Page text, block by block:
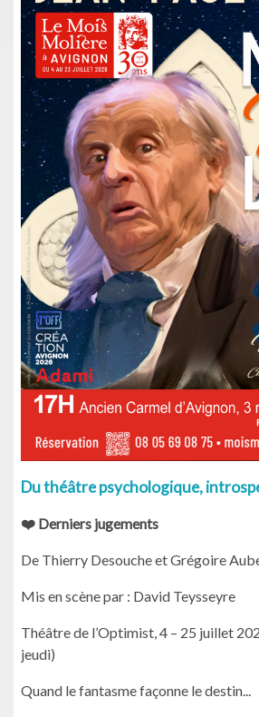
Du théâtre psychologique,
❤️ Derniers jugements
De Thierry Desouche et Grégoire
Mis en scène par : David Teysseyre
Théâtre de l’Optimist, 4 – 25 juillet
jeudi)
Quand le fantasme façonne le destin...